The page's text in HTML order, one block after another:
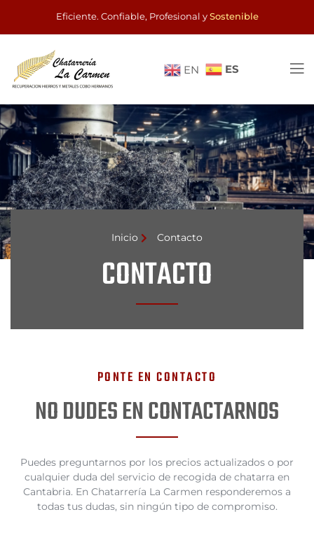
Eficiente. Confiable, Profesional ySostenible
EN ES
Inicio Contacto
CONTACTO
PONTE EN CONTACTO
NO DUDES EN CONTACTARNOS
Puedes preguntarnos por los precios actualizados o por
cualquier duda del servicio de recogida de chatarra en
Cantabria. En Chatarrería La Carmen responderemos a
todas tus dudas, sin ningún tipo de compromiso.